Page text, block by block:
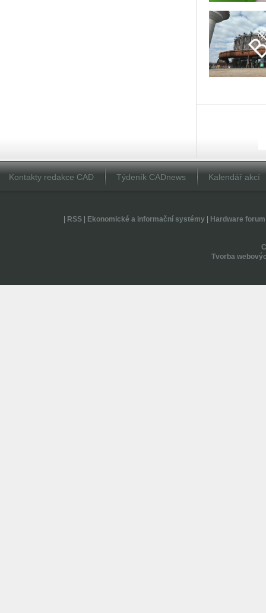
Kontakty redakce CAD Týdeník CADnews Kalendář akcí
RSS| Ekonomické a informační systémy| Hardware forum
Tvorba